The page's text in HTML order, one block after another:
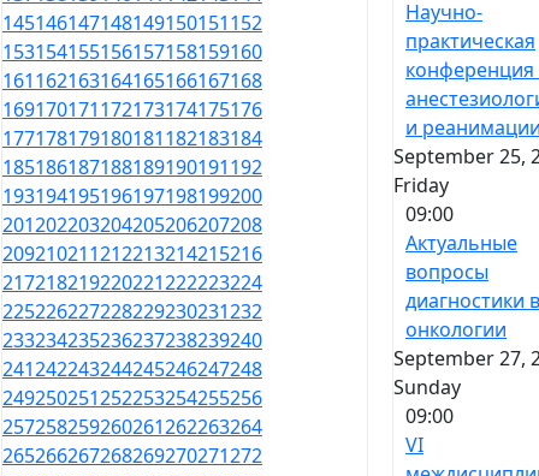
145146147148149150151152
153154155156157158159160
161162163164165166167168
169170171172173174175176
177178179180181182183184
185186187188189190191192
193194195196197198199200
201202203204205206207208
209210211212213214215216
217218219220221222223224
225226227228229230231232
233234235236237238239240
241242243244245246247248
249250251252253254255256
257258259260261262263264
265266267268269270271272
Научно-
практическая
конференция
и
September 25,
Friday
09:00
Актуальные
вопросы
диагностики в
онкологии
September 27,
Sunday
09:00
VI